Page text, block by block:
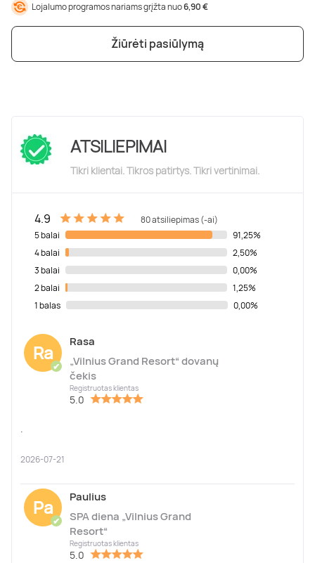
Lojalumo programos nariams grįžta nuo6,90 €
Žiūrėti pasiūlymą
ATSILIEPIMAI
Tikri klientai. Tikros patirtys. Tikri vertinimai.
4.9
80 atsiliepimas (-ai)
5 balai
91,25%
4 balai
2,50%
3 balai
0,00%
2 balai
1,25%
1 balas
0,00%
Ra
✔
Rasa
„Vilnius Grand Resort“ dovanų
čekis
Registruotas klientas
5.0
.
2026-07-21
Pa
✔
Paulius
SPA diena „Vilnius Grand
Resort“
Registruotas klientas
5.0